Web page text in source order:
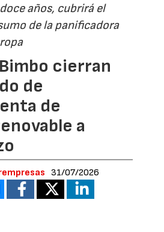
años, cubrirá el
de la panificadora
cierran
de
de
a
31/07/2026